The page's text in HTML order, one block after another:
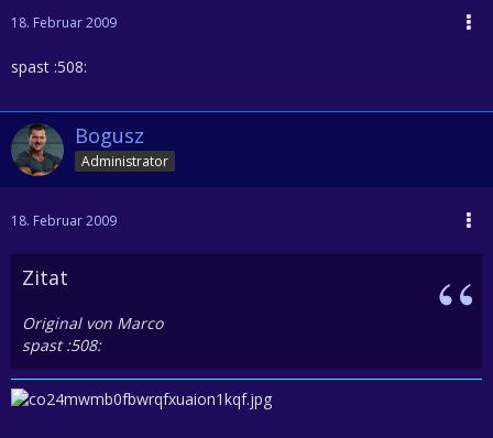
18. Februar 2009
spast :508:
Bogusz
Administrator
18. Februar 2009
Zitat
Original von Marco
spast :508: